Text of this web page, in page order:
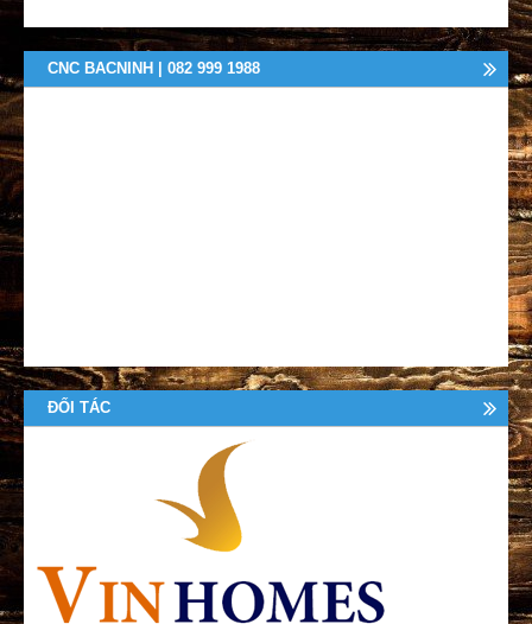
CNC BACNINH | 082 999 1988
ĐỐI TÁC